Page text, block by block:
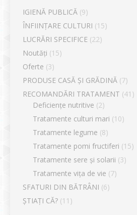
IGIENĂ PUBLICĂ (9)
ÎNFIINȚARE CULTURI (15)
LUCRĂRI SPECIFICE (22)
Noutăți (15)
Oferte (3)
PRODUSE CASĂ ȘI GRĂDINĂ (7)
RECOMANDĂRI TRATAMENT (41)
Deficiențe nutritive (2)
Tratamente culturi mari (10)
Tratamente legume (8)
Tratamente pomi fructiferi (15)
Tratamente sere și solarii (3)
Tratamente vița de vie (7)
SFATURI DIN BĂTRÂNI (6)
ȘTIAȚI CĂ? (11)